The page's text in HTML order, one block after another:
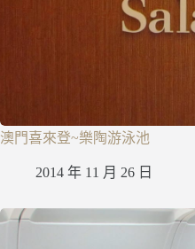
澳門喜來登~樂陶游泳池
2014 年 11 月 26 日